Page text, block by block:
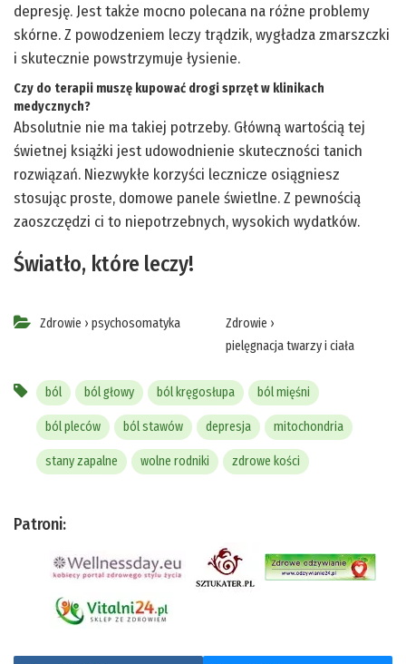
depresję. Jest także mocno polecana na różne problemy
skórne. Z powodzeniem leczy trądzik, wygładza zmarszczki
i skutecznie powstrzymuje łysienie.
Czy do terapii muszę kupować drogi sprzęt w klinikach
medycznych?
Absolutnie nie ma takiej potrzeby. Główną wartością tej
świetnej książki jest udowodnienie skuteczności tanich
rozwiązań. Niezwykłe korzyści lecznicze osiągniesz
stosując proste, domowe panele świetlne. Z pewnością
zaoszczędzi ci to niepotrzebnych, wysokich wydatków.
Światło, które leczy!
Zdrowie › psychosomatyka Zdrowie ›
pielęgnacja twarzy i ciała
ból ból głowy ból kręgosłupa ból mięśni
ból pleców ból stawów depresja mitochondria
stany zapalne wolne rodniki zdrowe kości
Patroni: